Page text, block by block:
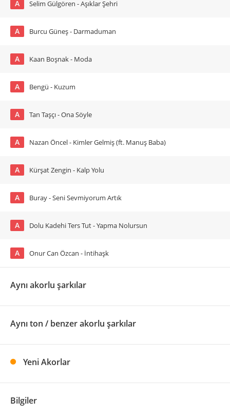
A Selim Gülgören - Aşıklar Şehri
A Burcu Güneş - Darmaduman
A Kaan Boşnak - Moda
A Bengü - Kuzum
A Tan Taşçı - Ona Söyle
A Nazan Öncel - Kimler Gelmiş (ft. Manuş Baba)
A Kürşat Zengin - Kalp Yolu
A Buray - Seni Sevmiyorum Artık
A Dolu Kadehi Ters Tut - Yapma Nolursun
A Onur Can Özcan - İntihaşk
Aynı akorlu şarkılar
Aynı ton / benzer akorlu şarkılar
Yeni Akorlar
Bilgiler